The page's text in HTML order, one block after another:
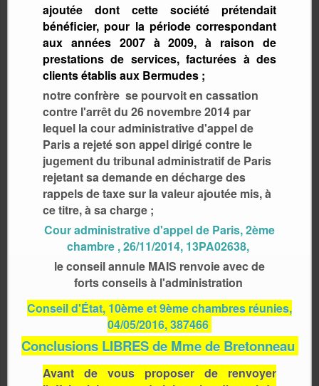
ajoutée dont cette société prétendait
bénéficier, pour la période correspondant
aux années 2007 à 2009, à raison de
prestations de services, facturées à des
clients établis aux Bermudes ;
notre confrère se pourvoit en cassation
contre l'arrêt du 26 novembre 2014 par
lequel la cour administrative d'appel de
Paris a rejeté son appel dirigé contre le
jugement du tribunal administratif de Paris
rejetant sa demande en décharge des
rappels de taxe sur la valeur ajoutée mis, à
ce titre, à sa charge ;
Cour administrative d'appel de Paris, 2ème
chambre , 26/11/2014, 13PA02638,
le conseil annule MAIS renvoie avec de
forts conseils à l'administration
Conseil d'État, 10ème et 9ème chambres réunies,
04/05/2016, 387466
Conclusions LIBRES de Mme de Bretonneau
Avant de vous proposer de renvoyer